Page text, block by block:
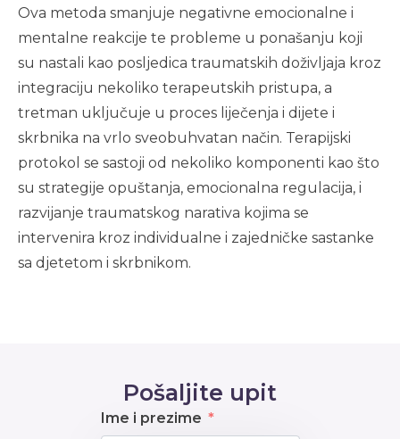
Ova metoda smanjuje negativne emocionalne i
mentalne reakcije te probleme u ponašanju koji
su nastali kao posljedica traumatskih doživljaja kroz
integraciju nekoliko terapeutskih pristupa, a
tretman uključuje u proces liječenja i dijete i
skrbnika na vrlo sveobuhvatan način. Terapijski
protokol se sastoji od nekoliko komponenti kao što
su strategije opuštanja, emocionalna regulacija, i
razvijanje traumatskog narativa kojima se
intervenira kroz individualne i zajedničke sastanke
sa djetetom i skrbnikom.
Pošaljite upit
Ime i prezime